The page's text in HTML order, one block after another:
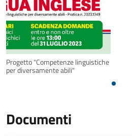
Progetto "Competenze linguistiche
per diversamente abili"
Documenti